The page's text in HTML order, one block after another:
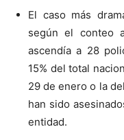
El caso más
según el conteo
ascendía a 28
15% del total
29 de enero o la
han sido
entidad.